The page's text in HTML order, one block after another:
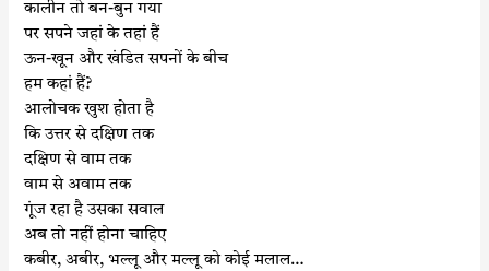
कालीन तो बन-बुन गया
पर सपने जहां के तहां हैं
ऊन-खून और खंडित सपनों के बीच
हम कहां हैं?
आलोचक खुश होता है
कि उत्तर से दक्षिण तक
दक्षिण से वाम तक
वाम से अवाम तक
गूंज रहा है उसका सवाल
अब तो नहीं होना चाहिए
कबीर, अबीर, भल्लू और मल्लू को कोई मलाल…